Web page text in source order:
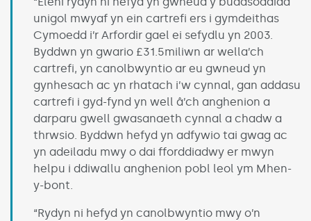
unigol mwyaf yn ein cartrefi ers i gymdeithas
Cymoedd i’r Arfordir gael ei sefydlu yn 2003.
Byddwn yn gwario £31.5miliwn ar wella’ch
cartrefi, yn canolbwyntio ar eu gwneud yn
gynhesach ac yn rhatach i’w cynnal, gan addasu
cartrefi i gyd-fynd yn well â’ch anghenion a
darparu gwell gwasanaeth cynnal a chadw a
thrwsio. Byddwn hefyd yn adfywio tai gwag ac
yn adeiladu mwy o dai fforddiadwy er mwyn
helpu i ddiwallu anghenion pobl leol ym Mhen-
y-bont.
“Rydyn ni hefyd yn canolbwyntio mwy o’n